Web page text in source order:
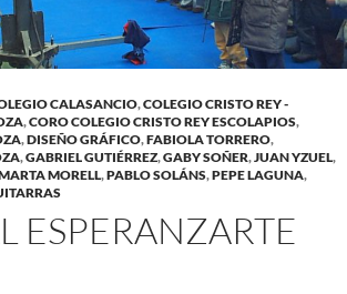
CALASANCIO,COLEGIO CRISTO REY -
,CORO COLEGIO CRISTO REY ESCOLAPIOS,
,DISEÑO GRÁFICO,FABIOLA TORRERO,
,GABRIEL GUTIÉRREZ,GABY SOÑER,JUAN YZUEL,
MORELL,PABLO SOLÁNS,PEPE LAGUNA,
ESPERANZARTE